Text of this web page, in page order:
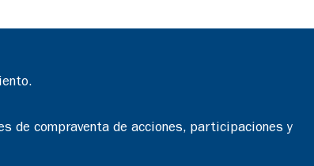
de compraventa de acciones, participaciones y